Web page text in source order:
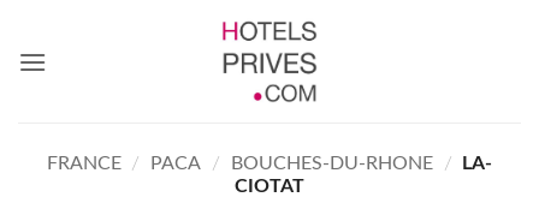
contenu
FRANCE / PACA / BOUCHES-DU-RHONE /
LA-
CIOTAT